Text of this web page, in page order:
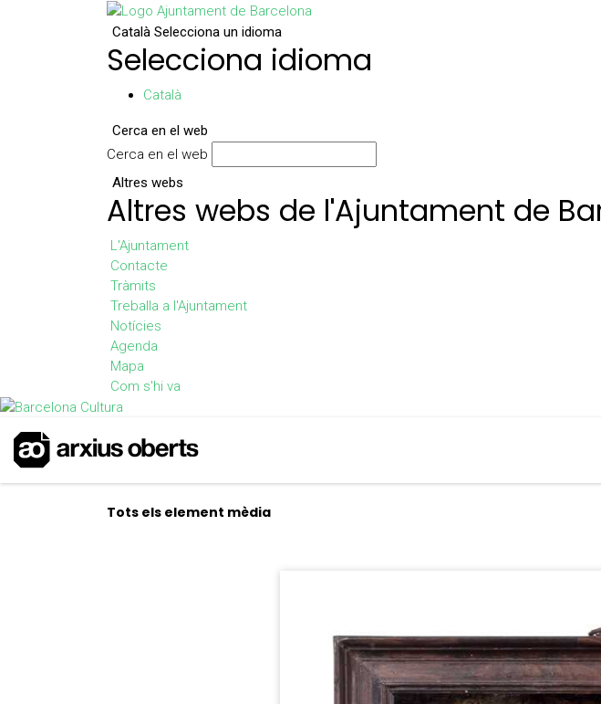
Català Selecciona un idioma
Selecciona idioma
Català
Cerca en el web
Cerca en el web
Altres webs
Altres webs de l'Ajuntament de
L'Ajuntament
Contacte
Tràmits
Treballa a l'Ajuntament
Notícies
Agenda
Mapa
Com s'hi va
Tots els element mèdia